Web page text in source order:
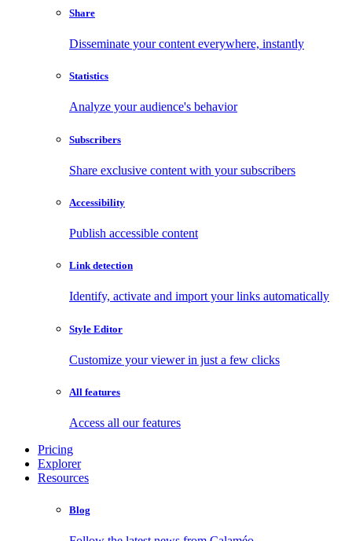
Share
Disseminate your content everywhere, instantly
Statistics
Analyze your audience's behavior
Subscribers
Share exclusive content with your subscribers
Accessibility
Publish accessible content
Link detection
Identify, activate and import your links automatically
Style Editor
Customize your viewer in just a few clicks
All features
Access all our features
Pricing
Explorer
Resources
Blog